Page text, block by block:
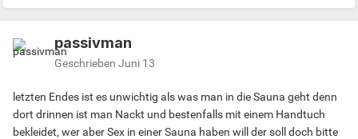
passivman
Geschrieben Juni 13
letzten Endes ist es unwichtig als was man in die Sauna geht denn
dort drinnen ist man Nackt und bestenfalls mit einem Handtuch
bekleidet, wer aber Sex in einer Sauna haben will der soll doch bitte